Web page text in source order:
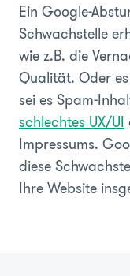
Ein Google-
Schwachstelle
wie z.B. die
Qualität. Oder
sei es Spam-
schlechtes UX/UI
Impressums.
diese
Ihre Website